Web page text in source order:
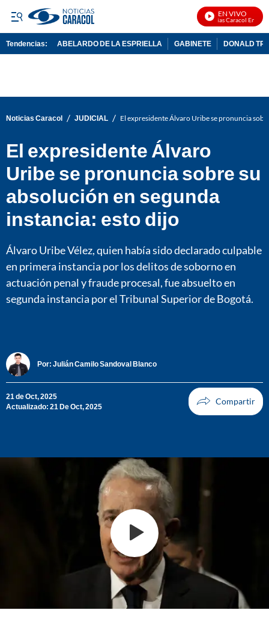
EN VIVO
Noticias Caracol En Vivo
Tendencias: ABELARDO DE LA ESPRIELLA GABINETE DONALD
Noticias Caracol / JUDICIAL / El expresidente Álvaro Uribe se pronuncia
El expresidente Álvaro
Uribe se pronuncia sobre su
absolución en segunda
instancia: esto dijo
Álvaro Uribe Vélez, quien había sido declarado culpable
en primera instancia por los delitos de soborno en
actuación penal y fraude procesal, fue absuelto en
segunda instancia por el Tribunal Superior de Bogotá.
Por: Julián Camilo Sandoval Blanco
21 de Oct, 2025
Actualizado: 21 De Oct, 2025